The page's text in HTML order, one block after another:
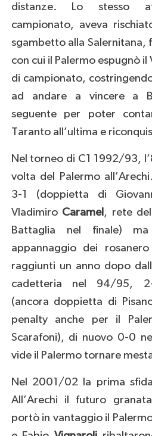
distanze. Lo stesso
campionato, aveva
sgambetto alla Salernitana,
con cui il Palermo espugnò
di campionato,
ad andare a vincere a
seguente per poter
Taranto all’ultima e
Nel torneo di C1 1992/93,
volta del Palermo
3-1 (doppietta di
Vladimiro Caramel , rete
Battaglia nel finale)
appannaggio dei
raggiunti un anno dopo
cadetteria nel 94/95, 2-
(ancora doppietta di
penalty anche per il
Scarafoni), di nuovo 0-0
vide il Palermo tornare
Nel 2001/02 la prima
All’Arechi il futuro
portò in vantaggio il